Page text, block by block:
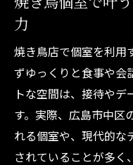
力
焼き鳥店で個室を利用
ずゆっくりと食事や会
トな空間は、接待や
す。実際、広島市中区
れる個室や、現代的な
されていることが多く